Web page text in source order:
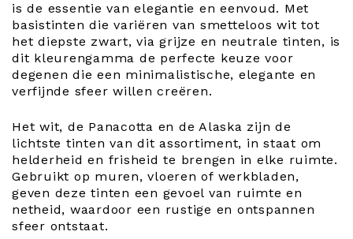
is de essentie van elegantie en eenvoud. Met
basistinten die variëren van smetteloos wit tot
het diepste zwart, via grijze en neutrale tinten, is
dit kleurengamma de perfecte keuze voor
degenen die een minimalistische, elegante en
verfijnde sfeer willen creëren.
Het wit, de Panacotta en de Alaska zijn de
lichtste tinten van dit assortiment, in staat om
helderheid en frisheid te brengen in elke ruimte.
Gebruikt op muren, vloeren of werkbladen,
geven deze tinten een gevoel van ruimte en
netheid, waardoor een rustige en ontspannen
sfeer ontstaat.